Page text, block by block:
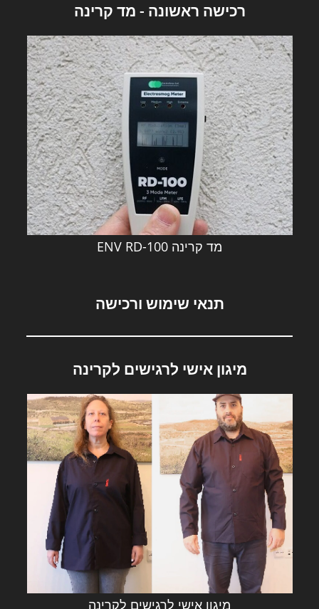
רכישה ראשונה - מד קרינה
מד קרינה ENV RD-100
תנאי שימוש ורכישה
מיגון אישי לרגישים לקרינה
מיגון אישי לרגישים לקרינה